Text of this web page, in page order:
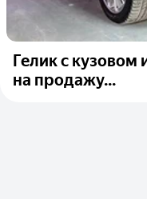
Гелик с кузовом
на продажу...